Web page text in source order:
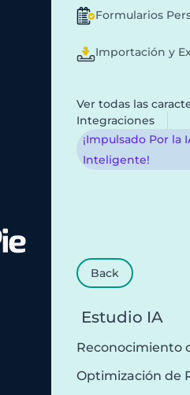
Formularios
Importación y
Ver todas las
Integraciones
¡Impulsado Por la
Inteligente!
Back
Estudio IA
Reconocimiento
Optimización de